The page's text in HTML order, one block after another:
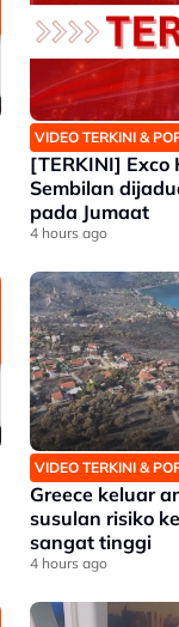
VIDEO TERKINI &
[TERKINI] Exco
Sembilan
pada Jumaat
4 hours ago
VIDEO TERKINI &
Greece keluar
susulan risiko
sangat tinggi
4 hours ago